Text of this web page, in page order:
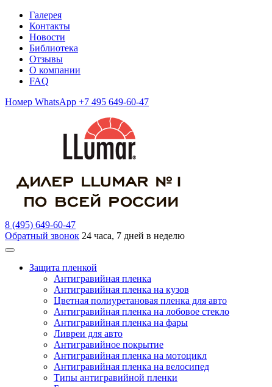
Галерея
Контакты
Новости
Библиотека
Отзывы
О компании
FAQ
Номер WhatsApp +7 495 649-60-47
8 (495) 649-60-47
Обратный звонок 24 часа, 7 дней в неделю
Защита пленкой
Антигравийная пленка
Антигравийная пленка на кузов
Цветная полиуретановая пленка для авто
Антигравийная пленка на лобовое стекло
Антигравийная пленка на фары
Ливреи для авто
Антигравийное покрытие
Антигравийная пленка на мотоцикл
Антигравийная пленка на велосипед
Типы антигравийной пленки